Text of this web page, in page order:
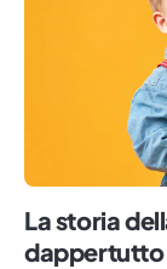
La storia
dappertutto